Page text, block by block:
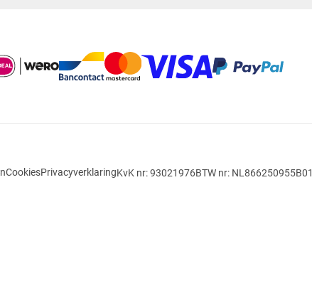
CookiesPrivacyverklaringKvK nr: 93021976BTW nr: NL866250955B01